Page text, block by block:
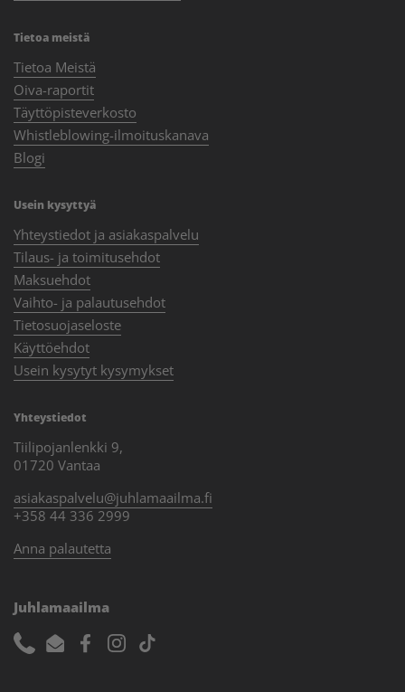
Tietoa meistä
Tietoa Meistä
Oiva-raportit
Täyttöpisteverkosto
Whistleblowing-ilmoituskanava
Blogi
Usein kysyttyä
Yhteystiedot ja asiakaspalvelu
Tilaus- ja toimitusehdot
Maksuehdot
Vaihto- ja palautusehdot
Tietosuojaseloste
Käyttöehdot
Usein kysytyt kysymykset
Yhteystiedot
Tiilipojanlenkki 9,
01720 Vantaa
asiakaspalvelu@juhlamaailma.fi
+358 44 336 2999
Anna palautetta
Juhlamaailma
PhoneEmailFacebook
Instagram
TikTok